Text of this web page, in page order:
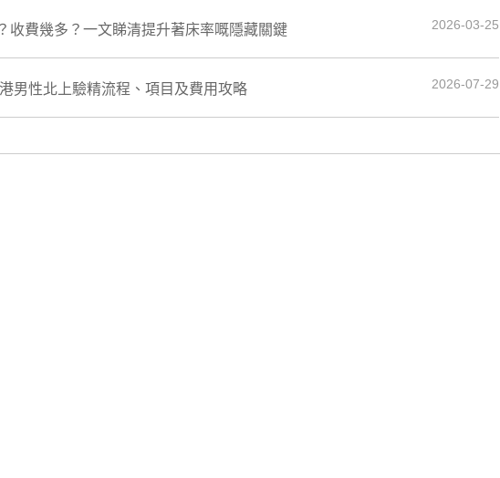
收費幾多？一文睇清提升著床率嘅隱藏關鍵 2026-03-25
男性北上驗精流程、項目及費用攻略 2026-07-29